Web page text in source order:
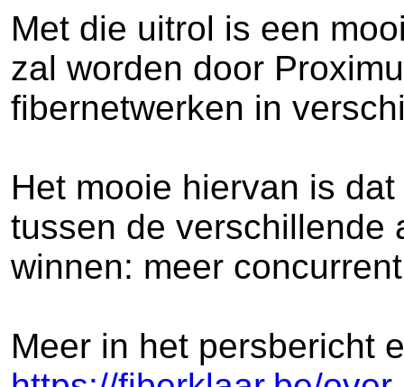
Met die uitrol is een
zal worden door
fibernetwerken in
Het mooie hiervan is
tussen de verschillende
winnen: meer
Meer in het persbericht